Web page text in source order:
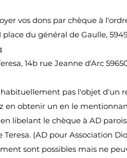
vos dons par chèque à
place du général de Gaulle,
14b rue Jeanne d'Arc
pas l'objet d'un
en obtenir un en le
libelant le chèque à AD
Teresa. (AD pour Association
sont possibles mais ne